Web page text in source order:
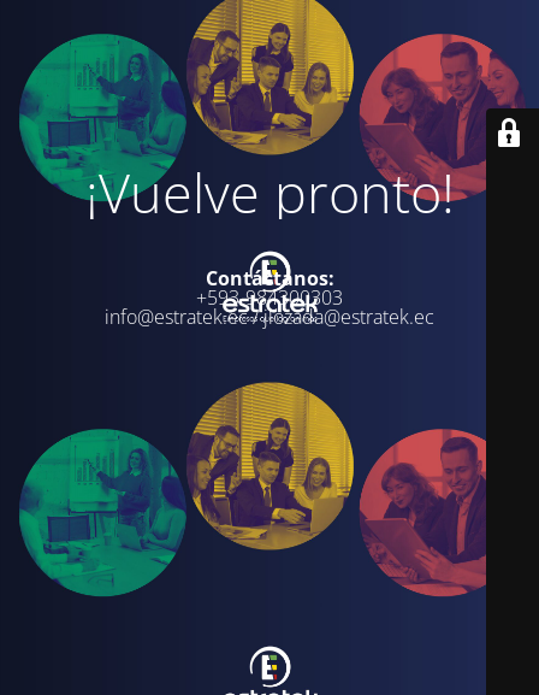
¡Vuelve pronto!
Contáctanos:
+593-984300303
info@estratek.ec / jlozada@estratek.ec